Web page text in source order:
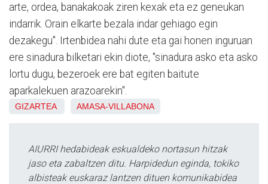
arte, ordea, banakakoak ziren kexak eta ez geneukan
indarrik. Orain elkarte bezala indar gehiago egin
dezakegu". Irtenbidea nahi dute eta gai honen inguruan
ere sinadura bilketari ekin diote, "sinadura asko eta asko
lortu dugu, bezeroek ere bat egiten baitute
aparkalekuen arazoarekin".
GIZARTEA AMASA-VILLABONA
AIURRI hedabideak eskualdeko nortasun hitzak
jaso eta zabaltzen ditu. Harpidedun eginda, tokiko
albisteak euskaraz lantzen dituen komunikabidea